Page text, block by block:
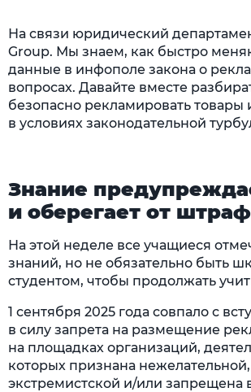
На связи юридический
Group. Мы знаем, как быстро
данные в инфополе закона о
вопросах. Давайте вместе
безопасно рекламировать товары
в условиях законодательной
Знание
и оберегает от
На этой неделе все учащиеся
знаний, но не обязательно быть
студентом, чтобы продолжать
1 сентября 2025 года совпало с
в силу запрета на размещение
на площадках организаций,
которых признана нежелательной,
экстремистской и/или запрещена